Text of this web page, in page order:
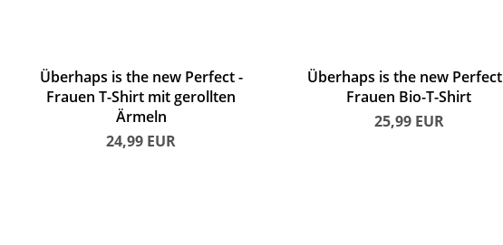
Überhaps is the new Perfect
Frauen T-Shirt mit gerollten
Ärmeln
24,99 EUR
Überhaps is the new Perfect
Frauen Bio-T-Shirt
25,99 EUR